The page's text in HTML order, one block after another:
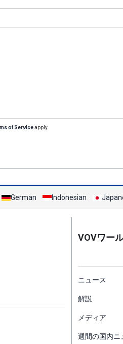
of Serviceapply.
German Indonesian
VOVワー
ニュース
解説
メディア
週間の国内ニ